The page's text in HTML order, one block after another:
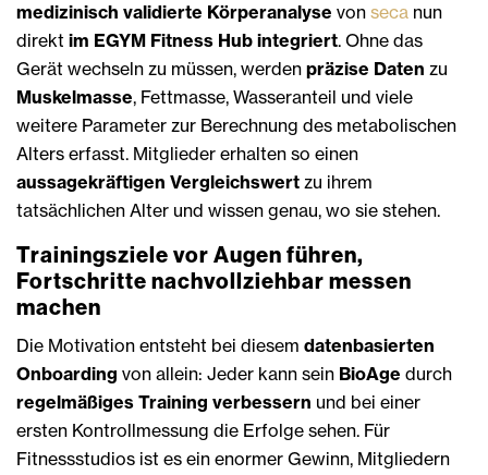
medizinisch validierte Körperanalyse von seca nun
direkt im EGYM Fitness Hub integriert. Ohne das
Gerät wechseln zu müssen, werden präzise Daten zu
Muskelmasse, Fettmasse, Wasseranteil und viele
weitere Parameter zur Berechnung des metabolischen
Alters erfasst. Mitglieder erhalten so einen
aussagekräftigen Vergleichswert zu ihrem
tatsächlichen Alter und wissen genau, wo sie stehen.
Trainingsziele vor Augen führen,
Fortschritte nachvollziehbar messen
machen
Die Motivation entsteht bei diesem datenbasierten
Onboarding von allein: Jeder kann sein BioAge durch
regelmäßiges Training verbessern und bei einer
ersten Kontrollmessung die Erfolge sehen. Für
Fitnessstudios ist es ein enormer Gewinn, Mitgliedern